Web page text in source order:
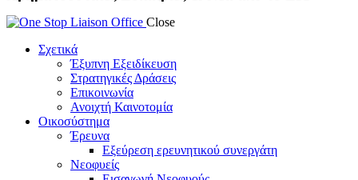
Close
Σχετικά
Έξυπνη Εξειδίκευση
Στρατηγικές Δράσεις
Επικοινωνία
Ανοιχτή Καινοτομία
Οικοσύστημα
Έρευνα
Εξεύρεση ερευνητικού συνεργάτη
Νεοφυείς